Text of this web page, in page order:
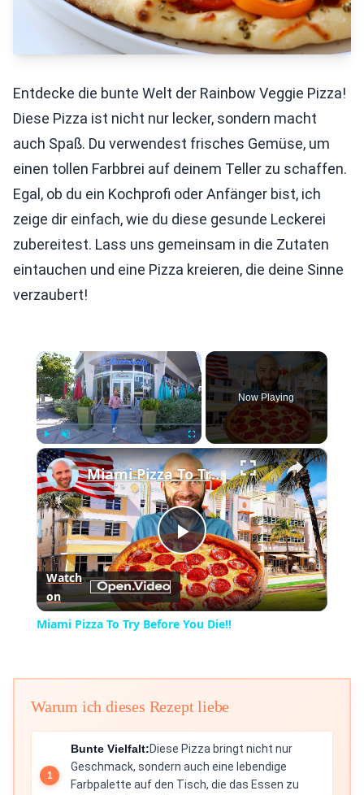
Entdecke die bunte Welt der Rainbow Veggie Pizza!
Diese Pizza ist nicht nur lecker, sondern macht
auch Spaß. Du verwendest frisches Gemüse, um
einen tollen Farbbrei auf deinem Teller zu schaffen.
Egal, ob du ein Kochprofi oder Anfänger bist, ich
zeige dir einfach, wie du diese gesunde Leckerei
zubereitest. Lass uns gemeinsam in die Zutaten
eintauchen und eine Pizza kreieren, die deine Sinne
verzaubert!
×
Play Unmute Fullscreen
Now Playing
×
Play
Video
Miami Pizza To Try Before You Die!!
Watch
on
Miami Pizza To Try Before You Die!!
Warum ich dieses Rezept liebe
Bunte Vielfalt:Diese Pizza bringt nicht nur
Geschmack, sondern auch eine lebendige
Farbpalette auf den Tisch, die das Essen zu